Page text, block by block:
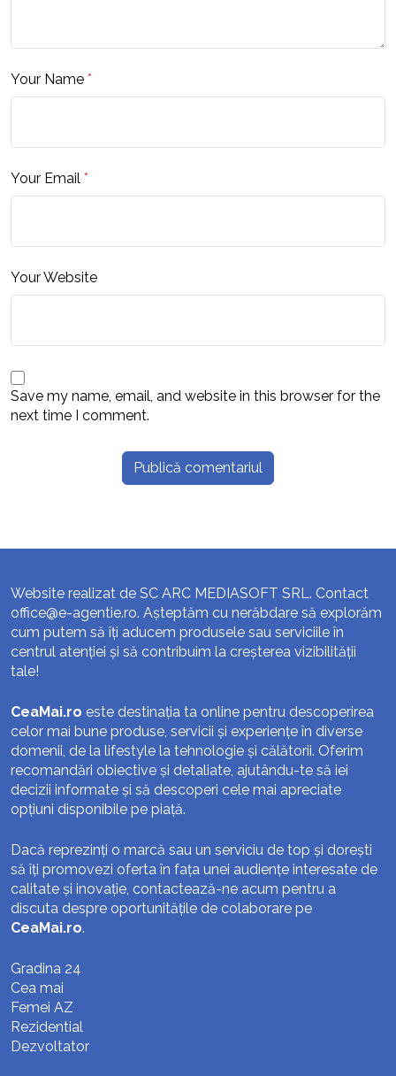
Your Name *
Your Email *
Your Website
Save my name, email, and website in this browser for the
next time I comment.
Website realizat de SC ARC MEDIASOFT SRL. Contact
office@e-agentie.ro. Așteptăm cu nerăbdare să explorăm
cum putem să îți aducem produsele sau serviciile în
centrul atenției și să contribuim la creșterea vizibilității
tale!
CeaMai.ro este destinația ta online pentru descoperirea
celor mai bune produse, servicii și experiențe în diverse
domenii, de la lifestyle la tehnologie și călătorii. Oferim
recomandări obiective și detaliate, ajutându-te să iei
decizii informate și să descoperi cele mai apreciate
opțiuni disponibile pe piață.
Dacă reprezinți o marcă sau un serviciu de top și dorești
să îți promovezi oferta în fața unei audiențe interesate de
calitate și inovație, contactează-ne acum pentru a
discuta despre oportunitățile de colaborare pe
CeaMai.ro.
Gradina 24
Cea mai
Femei AZ
Rezidential
Dezvoltator